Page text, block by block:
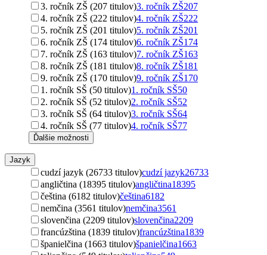
3. ročník ZŠ (207 titulov)3. ročník ZŠ207
4. ročník ZŠ (222 titulov)4. ročník ZŠ222
5. ročník ZŠ (201 titulov)5. ročník ZŠ201
6. ročník ZŠ (174 titulov)6. ročník ZŠ174
7. ročník ZŠ (163 titulov)7. ročník ZŠ163
8. ročník ZŠ (181 titulov)8. ročník ZŠ181
9. ročník ZŠ (170 titulov)9. ročník ZŠ170
1. ročník SŠ (50 titulov)1. ročník SŠ50
2. ročník SŠ (52 titulov)2. ročník SŠ52
3. ročník SŠ (64 titulov)3. ročník SŠ64
4. ročník SŠ (77 titulov)4. ročník SŠ77
Ďalšie možnosti
Jazyk
cudzí jazyk (26733 titulov)cudzí jazyk26733
angličtina (18395 titulov)angličtina18395
čeština (6182 titulov)čeština6182
nemčina (3561 titulov)nemčina3561
slovenčina (2209 titulov)slovenčina2209
francúzština (1839 titulov)francúzština1839
španielčina (1663 titulov)španielčina1663